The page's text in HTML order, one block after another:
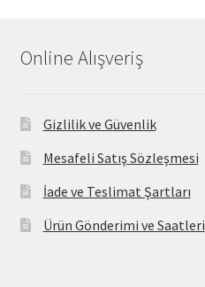
Online Alışveriş
Gizlilik ve Güvenlik
Mesafeli Satış Sözleşmesi
İade ve Teslimat Şartları
Ürün Gönderimi ve Saatleri